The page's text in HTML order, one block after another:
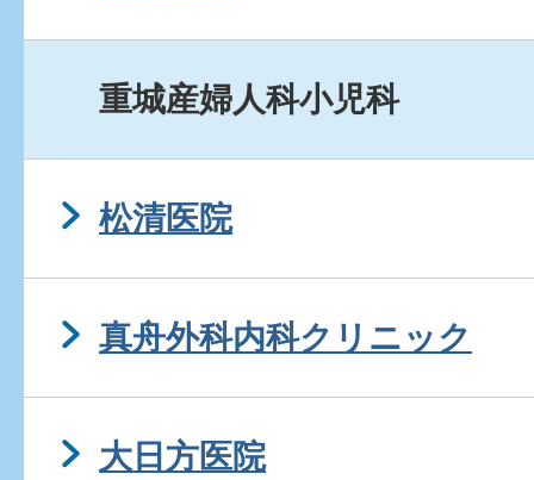
重城産婦人科小児科
松清医院
真舟外科内科クリニック
大日方医院